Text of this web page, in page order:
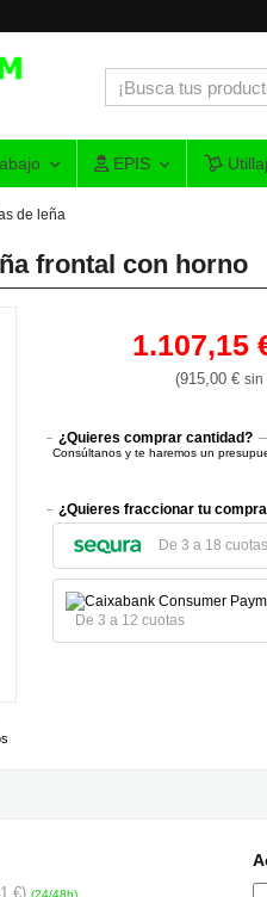
EPIS
de leña
frontal con horno
1.107,15
(915,00 € sin
¿Quieres comprar cantidad?
Consúltanos y te haremos un
¿Quieres fraccionar tu
De 3 a 18 cuotas
De 3 a 12 cuotas
€) (24/48h)